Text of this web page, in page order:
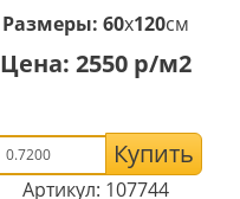
Размеры:60x120см
Цена:2550 р/м2
Купить
Артикул: 107744